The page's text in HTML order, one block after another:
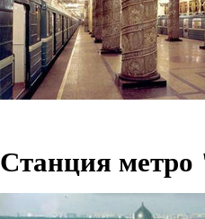
Станция